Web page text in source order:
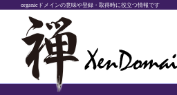
organicドメインの意味や登録・取得時に役立つ情報です